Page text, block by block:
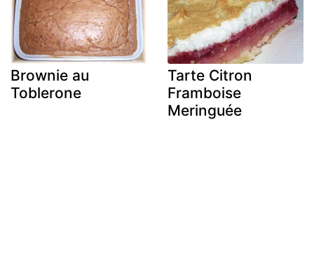
Brownie au
Toblerone
Tarte Citron
Framboise
Meringuée